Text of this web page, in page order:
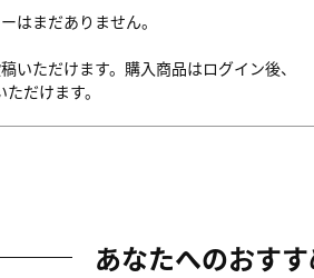
はまだありません。
いただけます。購入商品はログイン後、
だけます。
あなたへのおす